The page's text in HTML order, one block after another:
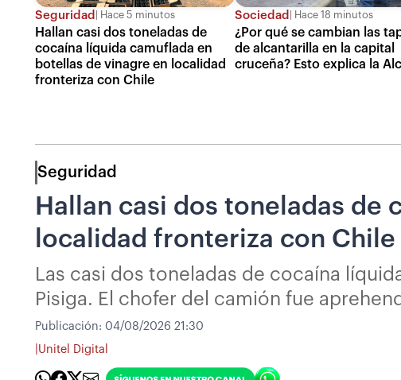
Seguridad Hace 5 minutos
Hallan casi dos toneladas de
cocaína líquida camuflada en
botellas de vinagre en localidad
fronteriza con Chile
Sociedad Hace 18 minutos
¿Por qué se cambian las
de alcantarilla en la capital
cruceña? Esto explica la
Seguridad
Hallan casi dos toneladas de
localidad fronteriza con Chile
Las casi dos toneladas de cocaína
Pisiga. El chofer del camión fue
Publicación: 04/08/2026 21:30
Unitel Digital